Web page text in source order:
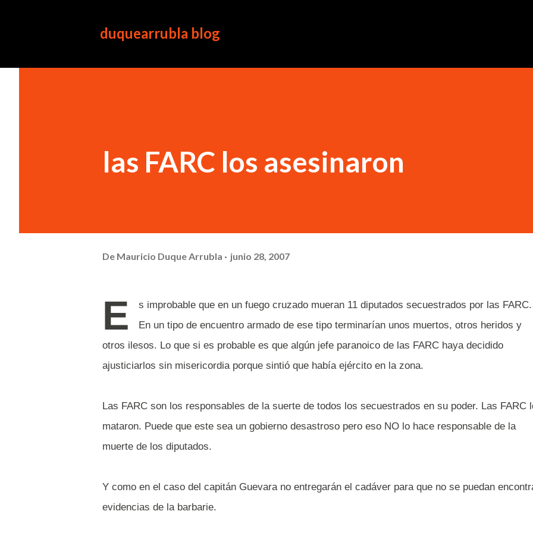
duquearrubla blog
las FARC los asesinaron
De Mauricio Duque Arrubla junio 28, 2007
E
s improbable que en un fuego cruzado mueran 11 diputados secuestrados por las FARC.
En un tipo de encuentro armado de ese tipo terminarían unos muertos, otros heridos y
otros ilesos. Lo que si es probable es que algún jefe paranoico de las FARC haya decidido
ajusticiarlos sin misericordia porque sintió que había ejército en la zona.
Las FARC son los responsables de la suerte de todos los secuestrados en su poder. Las FARC
mataron. Puede que este sea un gobierno desastroso pero eso NO lo hace responsable de la
muerte de los diputados.
Y como en el caso del capitán Guevara no entregarán el cadáver para que no se puedan
evidencias de la barbarie.